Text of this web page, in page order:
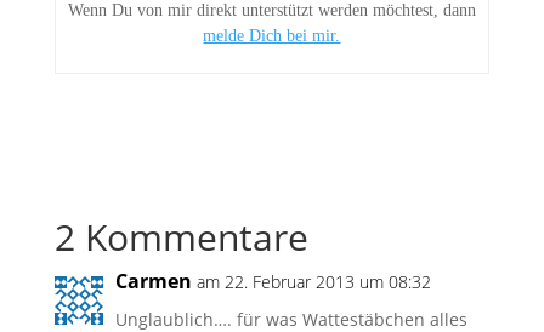
Wenn Du von mir direkt unterstützt werden möchtest, dann
melde Dich bei mir.
2 Kommentare
Carmen am 22. Februar 2013 um 08:32
Unglaublich…. für was Wattestäbchen alles